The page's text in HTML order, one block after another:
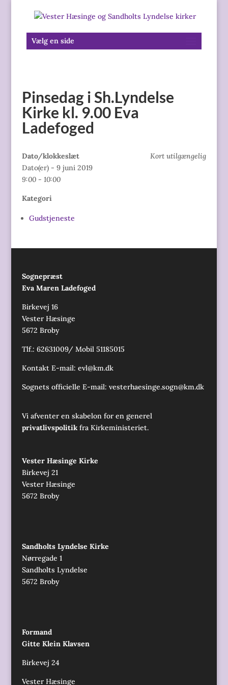
Vælg en side
Pinsedag i Sh.Lyndelse
Kirke kl. 9.00 Eva
Ladefoged
Kort utilgængelig
Dato/klokkeslæt
Dato(er) - 9 juni 2019
9:00 - 10:00
Kategori
Gudstjeneste
Sognepræst
Eva Maren Ladefoged
Birkevej 16
Vester Hæsinge
5672 Broby
Tlf.: 62631009/ Mobil 51185015
Kontakt E-mail: evl@km.dk
Sognets officielle E-mail: vesterhaesinge.sogn@km.dk
Vi afventer en skabelon for en generel
privatlivspolitikfra Kirkeministeriet.
Vester Hæsinge Kirke
Birkevej 21
Vester Hæsinge
5672 Broby
Sandholts Lyndelse Kirke
Nørregade 1
Sandholts Lyndelse
5672 Broby
Formand
Gitte Klein Klavsen
Birkevej 24
Vester Hæsinge